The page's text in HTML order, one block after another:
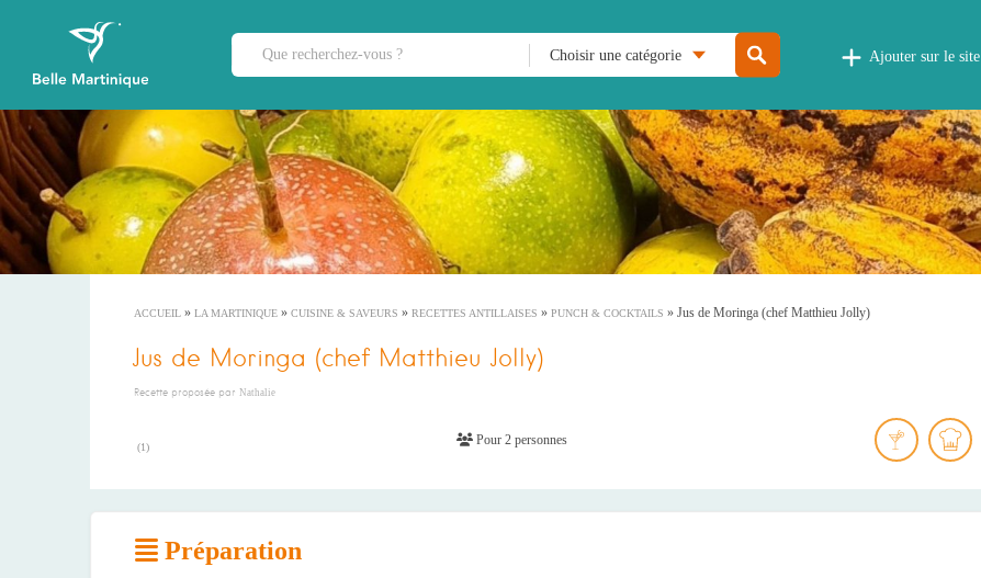
Choisir une catégorie Ajouter sur le site
ACCUEIL » LA MARTINIQUE » CUISINE & SAVEURS » RECETTES ANTILLAISES » PUNCH & COCKTAILS » Jus de Moringa (chef Matthieu Jolly)
Jus de Moringa (chef Matthieu Jolly)
Recette proposée par Nathalie
(1) Pour 2 personnes
Préparation